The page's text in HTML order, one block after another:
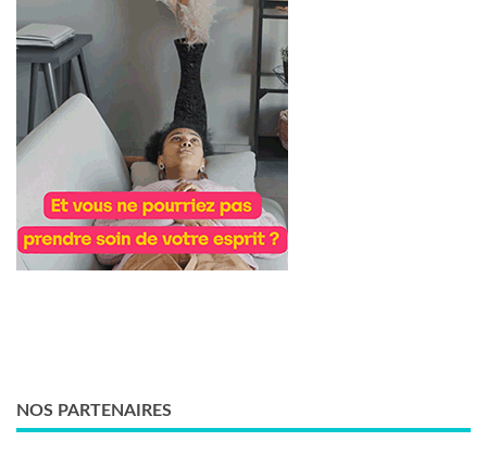
NOS PARTENAIRES